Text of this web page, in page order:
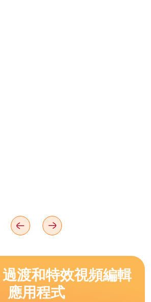
渡和特效視頻編輯
應用程式